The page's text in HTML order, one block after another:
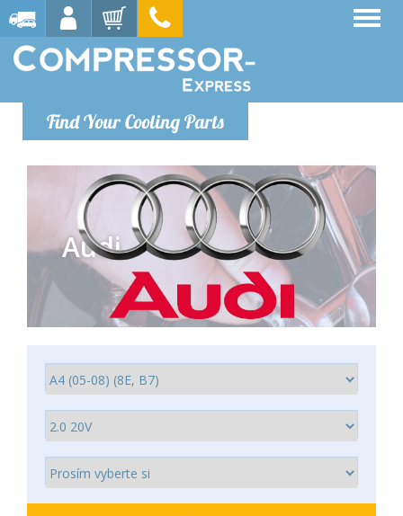
Find Your Cooling Parts
Audi